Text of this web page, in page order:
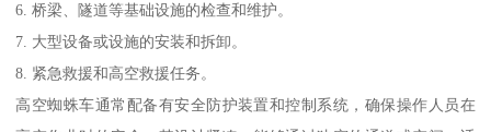
6. 桥梁、隧道等基础设施的检查和维护。
7. 大型设备或设施的安装和拆卸。
8. 紧急救援和高空救援任务。
高空蜘蛛车通常配备有安全防护装置和控制系统，确保操作人员在